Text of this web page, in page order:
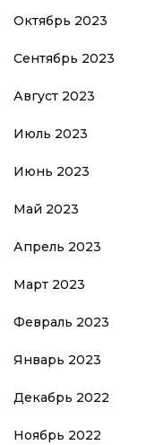
Октябрь 2023
Сентябрь 2023
Август 2023
Июль 2023
Июнь 2023
Май 2023
Апрель 2023
Март 2023
Февраль 2023
Январь 2023
Декабрь 2022
Ноябрь 2022